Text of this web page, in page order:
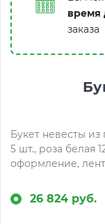
время
заказа
Букет невесты
5 шт., роза белая
оформление,
26 824 руб.